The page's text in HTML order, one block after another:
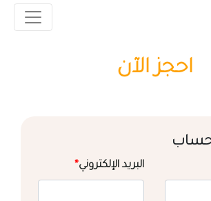
احجز الآن
البريد الإلكتروني*